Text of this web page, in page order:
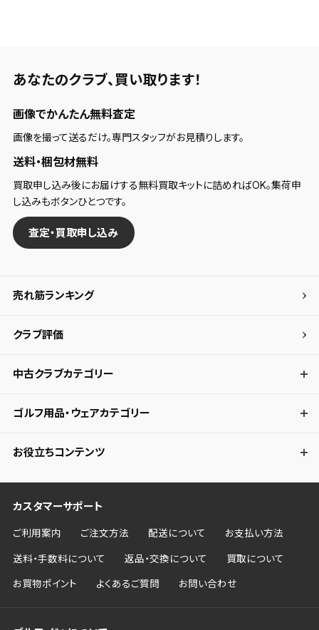
新着通知
が入荷した際に、メール及びお客様のアカウント内の
「お知らせ」で通知します。
保存された検索条件は変更できません。
条件を変更したい場合は、マイページの「保存検索条
件一覧」から画面を表示し、条件を変更の上、保存し直
検索条件を保存
検索条件を保存しました。
これまで保存した検索条件は、マイページの「保存検
あなたのクラブ、 買い取ります！
画像でかんたん無料査定
画像を撮って送るだけ。専門スタッフがお見積りします。
送料・梱包材無料
買取申し込み後にお届けする無料買取キットに詰めればOK。集荷申
し込みもボタンひとつです。
査定・買取申し込み
売れ筋ランキング
クラブ評価
中古クラブカテゴリー
ゴルフ用品・ウェアカテゴリー
お役立ちコンテンツ
カスタマーサポート
ご利用案内 ご注文方法 配送について お支払い方法
送料・手数料について 返品・交換について 買取について
お買物ポイント よくあるご質問 お問い合わせ